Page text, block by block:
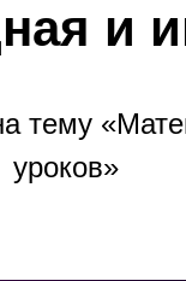
и
тему
уроков»